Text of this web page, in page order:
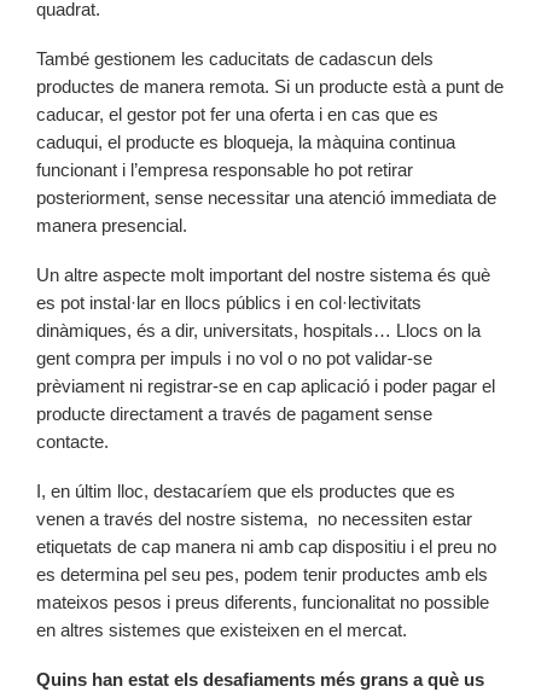
quadrat.
També gestionem les caducitats de cadascun dels
productes de manera remota. Si un producte està a punt de
caducar, el gestor pot fer una oferta i en cas que es
caduqui, el producte es bloqueja, la màquina continua
funcionant i l’empresa responsable ho pot retirar
posteriorment, sense necessitar una atenció immediata de
manera presencial.
Un altre aspecte molt important del nostre sistema és què
es pot instal·lar en llocs públics i en col·lectivitats
dinàmiques, és a dir, universitats, hospitals… Llocs on la
gent compra per impuls i no vol o no pot validar-se
prèviament ni registrar-se en cap aplicació i poder pagar el
producte directament a través de pagament sense
contacte.
I, en últim lloc, destacaríem que els productes que es
venen a través del nostre sistema, no necessiten estar
etiquetats de cap manera ni amb cap dispositiu i el preu no
es determina pel seu pes, podem tenir productes amb els
mateixos pesos i preus diferents, funcionalitat no possible
en altres sistemes que existeixen en el mercat.
Quins han estat els desafiaments més grans a què us